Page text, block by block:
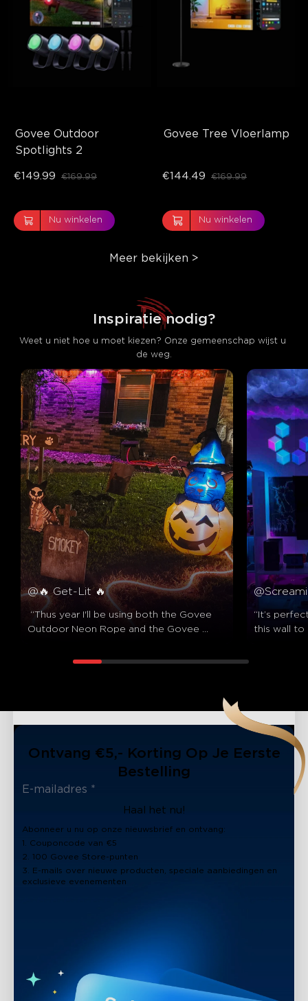
Govee Outdoor
Spotlights 2
€149.99 €169.99
Nu winkelen
Govee Tree Vloerlamp
€144.49 €169.99
Nu winkelen
Meer bekijken >
Inspiratie nodig?
Weet u niet hoe u moet kiezen? Onze gemeenschap wijst u
de weg.
@🔥 Get-Lit 🔥
“Thus year I'll be using both the Govee
Outdoor Neon Rope and the Govee
“It’s
this wall to
close
Ontvang €5,- Korting Op Je Eerste
Bestelling
Haal het nu!
Abonneer u nu op onze nieuwsbrief en ontvang:
1. Couponcode van €5
2. 100 Govee Store-punten
3. E-mails over nieuwe producten, speciale aanbiedingen en
exclusieve evenementen